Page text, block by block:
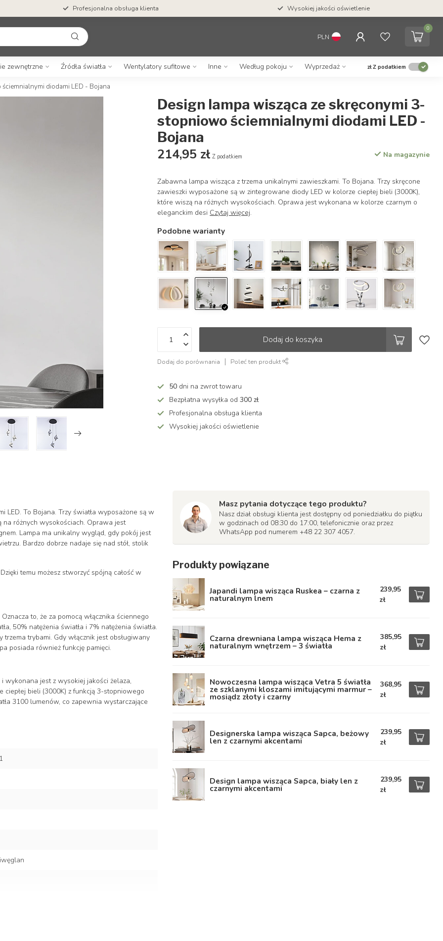
Profesjonalna obsługa klienta Wysokiej jakości oświetlenie
PLN
0
zewnętrzne Źródła światła Wentylatory sufitowe Inne Według pokoju Wyprzedaż złZ podatkiem
diodami LED - Bojana
Design lampa wisząca ze skręconymi 3-
stopniowo ściemnialnymi diodami LED -
Bojana
214,95 zł Z podatkiem Na magazynie
Zabawna lampa wisząca z trzema unikalnymi zawieszkami. To Bojana. Trzy skręcone
zawieszki wyposażone są w zintegrowane diody LED w kolorze ciepłej bieli (3000K),
które wiszą na różnych wysokościach. Oprawa jest wykonana w kolorze czarnym o
eleganckim desi Czytaj więcej.
Podobne warianty
Dodaj do koszyka
Dodaj do porównania Poleć ten produkt
50 dni na zwrot towaru
Bezpłatna wysyłka od300 zł
Profesjonalna obsługa klienta
Wysokiej jakości oświetlenie
LED. To Bojana. Trzy światła wyposażone są w
na różnych wysokościach. Oprawa jest
Lampa ma unikalny wygląd, gdy pokój jest
Bardzo dobrze nadaje się nad stół, stolik
temu możesz stworzyć spójną całość w
to, że za pomocą włącznika ściennego
50% natężenia światła i 7% natężenia światła.
trzema trybami. Gdy włącznik jest obsługiwany
posiada również funkcję pamięci.
wykonana jest z wysokiej jakości żelaza,
ciepłej bieli (3000K) z funkcją 3-stopniowego
3100 lumenów, co zapewnia wystarczające
Masz pytania dotyczące tego produktu?
Nasz dział obsługi klienta jest dostępny od poniedziałku do piątku
w godzinach od 08:30 do 17:00, telefonicznie oraz przez
WhatsApp pod numerem +48 22 307 4057.
Produkty powiązane
Japandi lampa wisząca Ruskea – czarna z
naturalnym lnem
239,95
zł
Czarna drewniana lampa wisząca Hema z
naturalnym wnętrzem – 3 światła
385,95
zł
Nowoczesna lampa wisząca Vetra 5 światła
ze szklanymi kloszami imitującymi marmur –
mosiądz złoty i czarny
368,95
zł
Designerska lampa wisząca Sapca, beżowy
len z czarnymi akcentami
239,95
zł
Design lampa wisząca Sapca, biały len z
czarnymi akcentami
239,95
zł